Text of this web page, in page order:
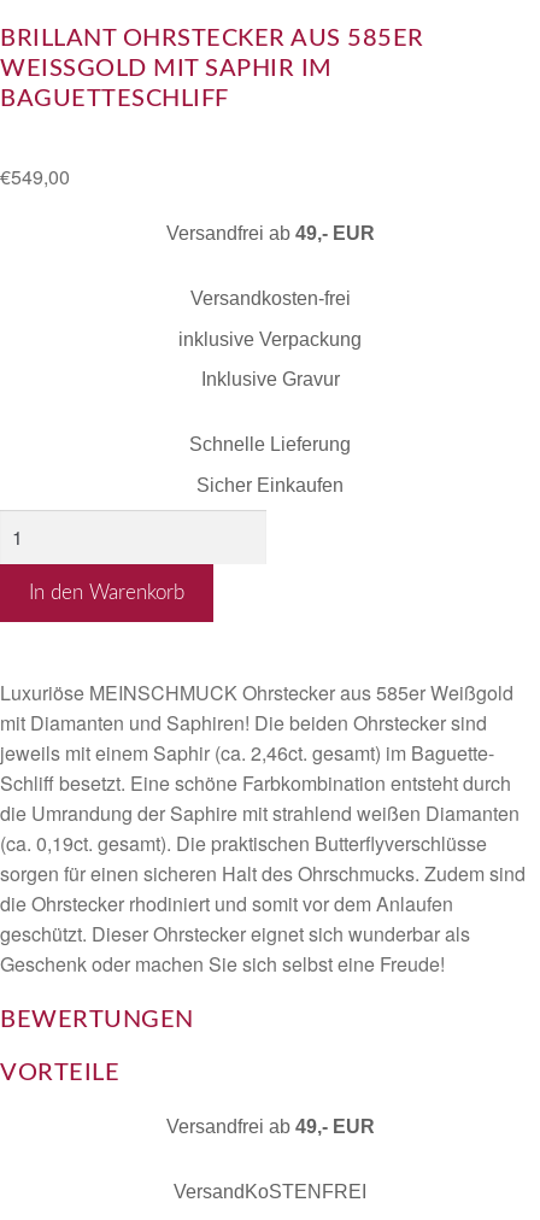
BRILLANT OHRSTECKER AUS 585ER
WEISSGOLD MIT SAPHIR IM B
AGUETTESCHLIFF
€549,00
Versandfrei ab 49,- EUR
Versandkosten-frei
inklusive Verpackung
Inklusive Gravur
Schnelle Lieferung
Sicher Einkaufen
Ohrstecker
Saphir
im
Baguetteschliff
Menge
In den Warenkorb
Luxuriöse MEINSCHMUCK Ohrstecker aus 585er Weißgold
mit Diamanten und Saphiren! Die beiden Ohrstecker sind
jeweils mit einem Saphir (ca. 2,46ct. gesamt) im Baguette-
Schliff besetzt. Eine schöne Farbkombination entsteht durch
die Umrandung der Saphire mit strahlend weißen Diamanten
(ca. 0,19ct. gesamt). Die praktischen Butterflyverschlüsse
sorgen für einen sicheren Halt des Ohrschmucks. Zudem sind
die Ohrstecker rhodiniert und somit vor dem Anlaufen
geschützt. Dieser Ohrstecker eignet sich wunderbar als
Geschenk oder machen Sie sich selbst eine Freude!
BEWERTUNGEN
VORTEILE
Versandfrei ab 49,- EUR
VersandKoSTENFREI